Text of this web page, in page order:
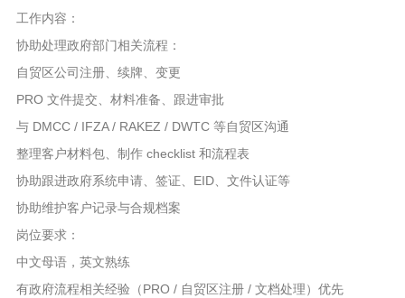
工作内容：
协助处理政府部门相关流程：
自贸区公司注册、续牌、变更
PRO 文件提交、材料准备、跟进审批
与 DMCC / IFZA / RAKEZ / DWTC 等自贸区沟通
整理客户材料包、制作 checklist 和流程表
协助跟进政府系统申请、签证、EID、文件认证等
协助维护客户记录与合规档案
岗位要求：
中文母语，英文熟练
有政府流程相关经验（PRO / 自贸区注册 / 文档处理）优先